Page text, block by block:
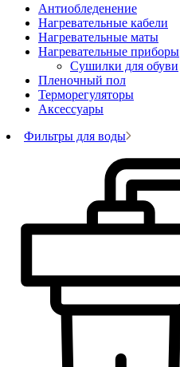
Антиобледенение
Нагревательные кабели
Нагревательные маты
Нагревательные приборы
Сушилки для обуви
Пленочный пол
Терморегуляторы
Аксессуары
Фильтры для воды